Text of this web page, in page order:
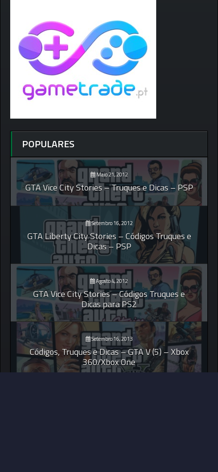
POPULARES
Maio 21, 2012
GTA Vice City Stories – Truques e Dicas – PSP
Setembro 16, 2012
GTA Liberty City Stories – Códigos Truques e
Dicas – PSP
Agosto 4, 2012
GTA Vice City Stories – Códigos Truques e
Dicas para PS2
Setembro 16, 2013
Códigos, Truques e Dicas – GTA V (5) – Xbox
360/Xbox One